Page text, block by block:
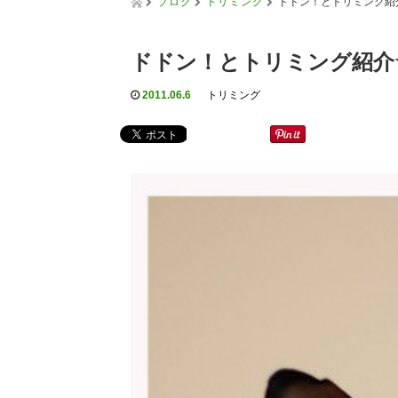
ドドン！とトリミング紹
2011.06.6 トリミング